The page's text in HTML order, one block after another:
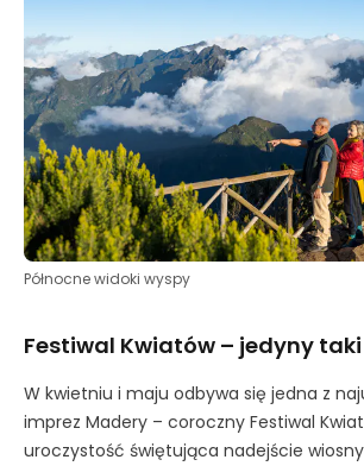
Północne widoki wyspy
Festiwal Kwiatów – jedyny
W kwietniu i maju odbywa się jedna z
imprez Madery – coroczny Festiwal
uroczystość świętująca nadejście